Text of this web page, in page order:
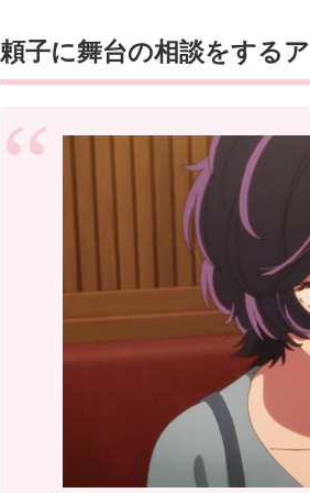
頼子に舞台の相談をする